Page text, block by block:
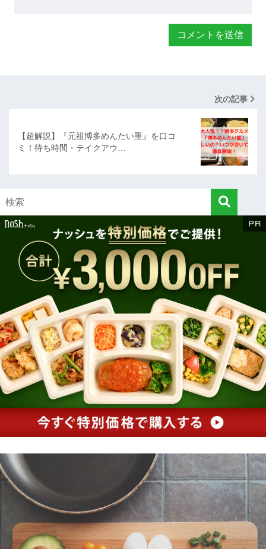
次の記事
【超解説】『元祖博多めんたい重』を口コ
ミ！待ち時間・テイクアウ…